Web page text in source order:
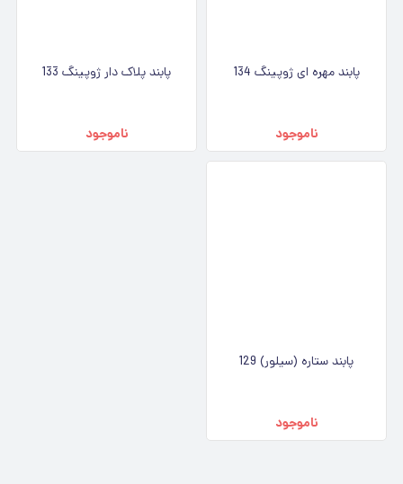
پابند مهره ای ژوپینگ 134
ناموجود
پابند پلاک دار ژوپینگ 133
ناموجود
پابند ستاره (سیلور) 129
ناموجود